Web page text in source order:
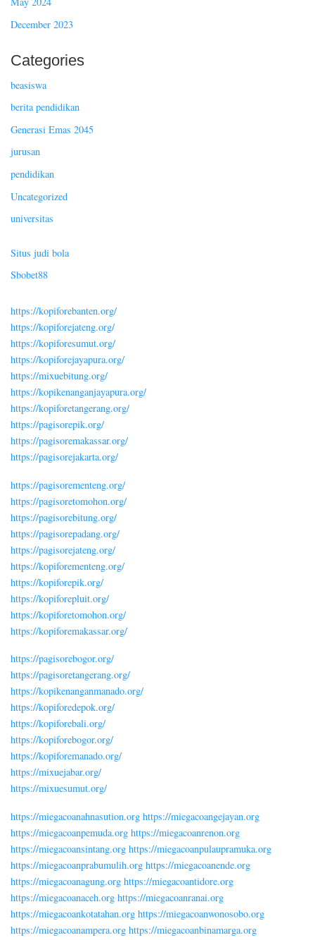
December 2023
Categories
beasiswa
berita pendidikan
Generasi Emas 2045
jurusan
pendidikan
Uncategorized
universitas
Situs judi bola
Sbobet88
https://kopiforebanten.org/
https://kopiforejateng.org/
https://kopiforesumut.org/
https://kopiforejayapura.org/
https://mixuebitung.org/
https://kopikenanganjayapura.org/
https://kopiforetangerang.org/
https://pagisorepik.org/
https://pagisoremakassar.org/
https://pagisorejakarta.org/
https://pagisorementeng.org/
https://pagisoretomohon.org/
https://pagisorebitung.org/
https://pagisorepadang.org/
https://pagisorejateng.org/
https://kopiforementeng.org/
https://kopiforepik.org/
https://kopiforepluit.org/
https://kopiforetomohon.org/
https://kopiforemakassar.org/
https://pagisorebogor.org/
https://pagisoretangerang.org/
https://kopikenanganmanado.org/
https://kopiforedepok.org/
https://kopiforebali.org/
https://kopiforebogor.org/
https://kopiforemanado.org/
https://mixuejabar.org/
https://mixuesumut.org/
https://miegacoanahnasution.org https://miegacoangejayan.org
https://miegacoanpemuda.org https://miegacoanrenon.org
https://miegacoansintang.org https://miegacoanpulaupramuka.org
https://miegacoanprabumulih.org https://miegacoanende.org
https://miegacoanagung.org https://miegacoantidore.org
https://miegacoanaceh.org https://miegacoanranai.org
https://miegacoankotatahan.org https://miegacoanwonosobo.org
https://miegacoanampera.org https://miegacoanbinamarga.org